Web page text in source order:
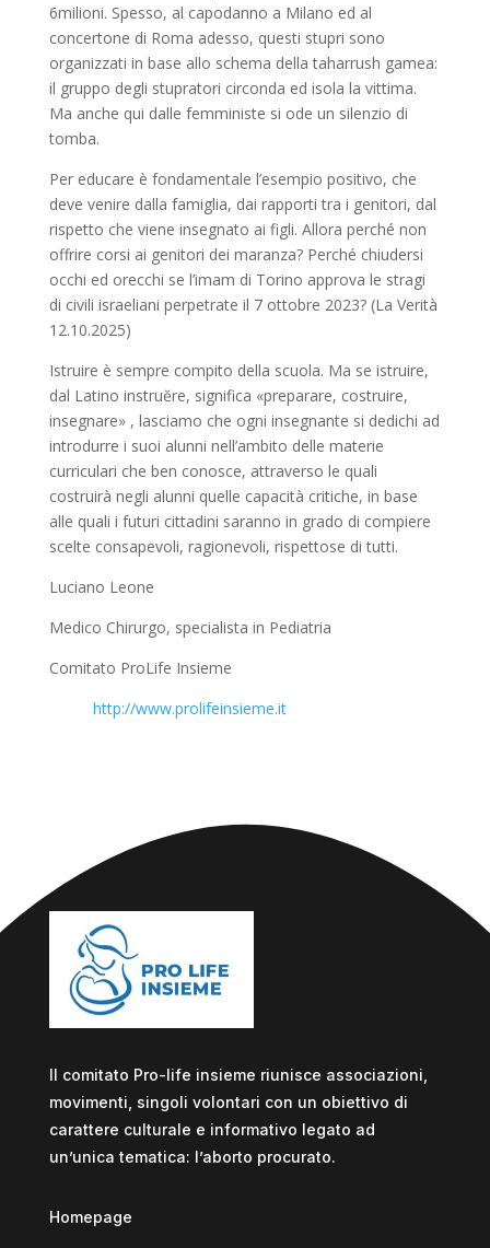
6milioni. Spesso, al capodanno a Milano ed al
concertone di Roma adesso, questi stupri sono
organizzati in base allo schema dellataharrush gamea:
il gruppo degli stupratori circonda ed isola la vittima.
Ma anche qui dalle femministe si ode un silenzio di
tomba.
Per educare è fondamentale l’esempio positivo, che
deve venire dalla famiglia, dai rapporti tra i genitori, dal
rispetto che viene insegnato ai figli. Allora perché non
offrire corsi ai genitori dei maranza? Perché chiudersi
occhi ed orecchi se l’imam di Torino approva le stragi
di civili israeliani perpetrate il 7 ottobre 2023? (La Verità
12.10.2025)
Istruire è sempre compito della scuola. Ma se istruire,
dal Latino instruĕre, significa «preparare, costruire,
insegnare» , lasciamo che ogni insegnante si dedichi ad
introdurre i suoi alunni nell’ambito delle materie
curriculari che ben conosce, attraverso le quali
costruirà negli alunni quelle capacità critiche, in base
alle quali i futuri cittadini saranno in grado di compiere
scelte consapevoli, ragionevoli, rispettose di tutti.
Luciano Leone
Medico Chirurgo, specialista in Pediatria
Comitato ProLife Insieme
http://www.prolifeinsieme.it
Il comitato Pro-life insieme riunisce associazioni,
movimenti, singoli volontari con un obiettivo di
carattere culturale e informativo legato ad
un’unica tematica: l’aborto procurato.
Homepage